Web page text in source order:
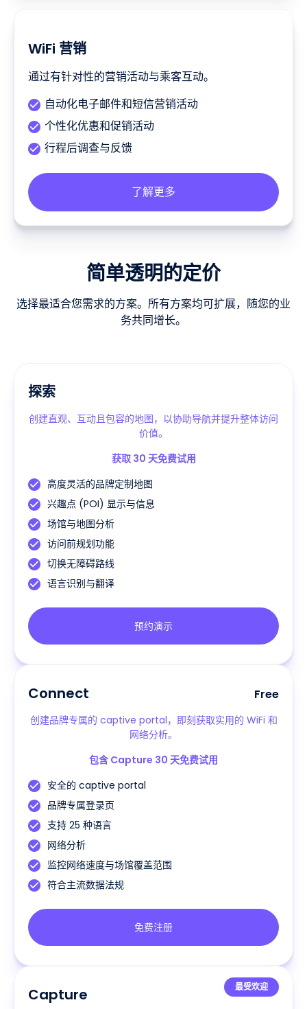
WiFi 营销
通过有针对性的营销活动与乘客互动。
自动化电子邮件和短信营销活动
个性化优惠和促销活动
行程后调查与反馈
了解更多
简单透明的定价
选择最适合您需求的方案。所有方案均可扩展，随您的业
务共同增长。
探索
创建直观、互动且包容的地图，以协助导航并提升整体访问
价值。
获取 30 天免费试用
高度灵活的品牌定制地图
兴趣点 (POI) 显示与信息
场馆与地图分析
访问前规划功能
切换无障碍路线
语言识别与翻译
预约演示
Connect Free
创建品牌专属的 captive portal，即刻获取实用的 WiFi 和
网络分析。
包含 Capture 30 天免费试用
安全的 captive portal
品牌专属登录页
支持 25 种语言
网络分析
监控网络速度与场馆覆盖范围
符合主流数据法规
免费注册
Capture 最受欢迎